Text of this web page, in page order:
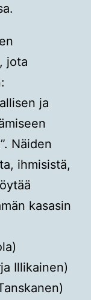
jota
ja
Näiden
ihmisistä,
kasasin
Illikainen)